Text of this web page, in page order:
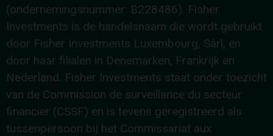
(ondernemingsnummer: B228486). Fisher
Investments is de handelsnaam die wordt gebruikt
door Fisher Investments Luxembourg, Sàrl, en
door haar filialen in Denemarken, Frankrijk en
Nederland. Fisher Investments staat onder toezicht
van de Commission de surveillance du secteur
financier (CSSF) en is tevens geregistreerd als
tussenpersoon bij het Commissariat aux